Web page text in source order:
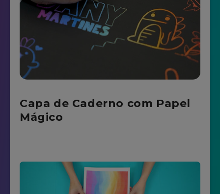
Capa de Caderno com Papel
Mágico